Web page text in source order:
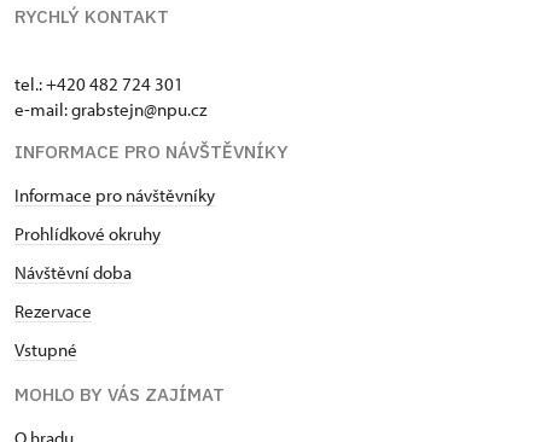
RYCHLÝ KONTAKT
tel.: +420 482 724 301
e-mail: grabstejn@npu.cz
INFORMACE PRO NÁVŠTĚVNÍKY
Informace pro návštěvníky
Prohlídkové okruhy
Návštěvní doba
Rezervace
Vstupné
MOHLO BY VÁS ZAJÍMAT